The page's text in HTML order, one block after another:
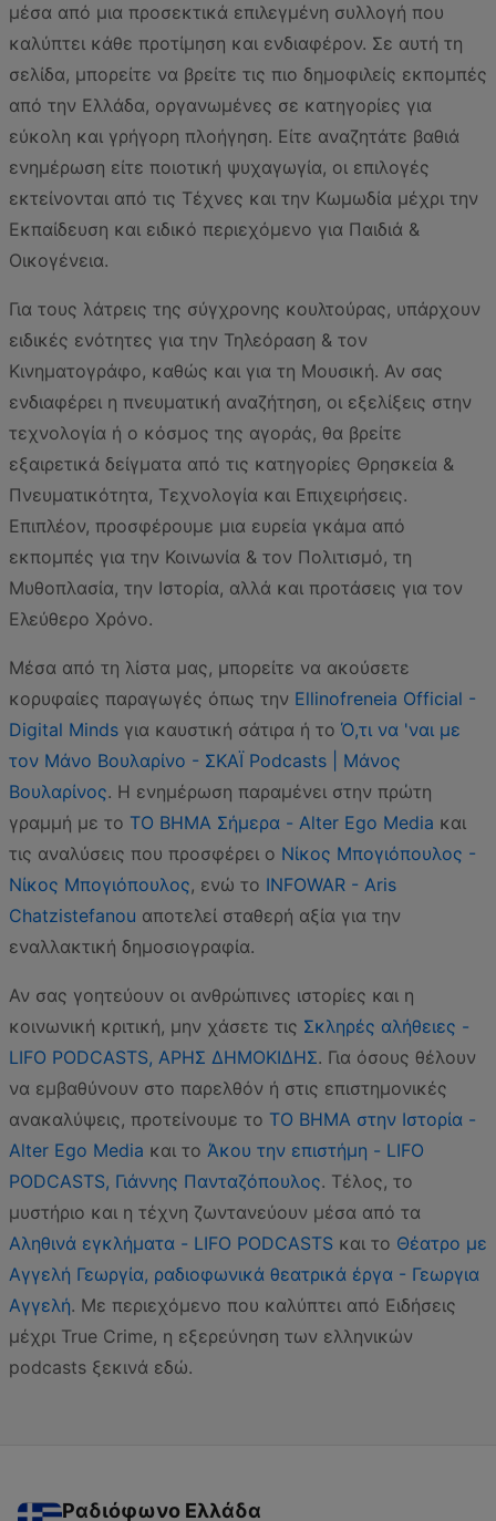
μέσα από μια προσεκτικά επιλεγμένη συλλογή που
καλύπτει κάθε προτίμηση και ενδιαφέρον. Σε αυτή τη
σελίδα, μπορείτε να βρείτε τις πιο δημοφιλείς εκπομπές
από την Ελλάδα, οργανωμένες σε κατηγορίες για
εύκολη και γρήγορη πλοήγηση. Είτε αναζητάτε βαθιά
ενημέρωση είτε ποιοτική ψυχαγωγία, οι επιλογές
εκτείνονται από τις Τέχνες και την Κωμωδία μέχρι την
Εκπαίδευση και ειδικό περιεχόμενο για Παιδιά &
Οικογένεια.
Για τους λάτρεις της σύγχρονης κουλτούρας, υπάρχουν
ειδικές ενότητες για την Τηλεόραση & τον
Κινηματογράφο, καθώς και για τη Μουσική. Αν σας
ενδιαφέρει η πνευματική αναζήτηση, οι εξελίξεις στην
τεχνολογία ή ο κόσμος της αγοράς, θα βρείτε
εξαιρετικά δείγματα από τις κατηγορίες Θρησκεία &
Πνευματικότητα, Τεχνολογία και Επιχειρήσεις.
Επιπλέον, προσφέρουμε μια ευρεία γκάμα από
εκπομπές για την Κοινωνία & τον Πολιτισμό, τη
Μυθοπλασία, την Ιστορία, αλλά και προτάσεις για τον
Ελεύθερο Χρόνο.
Μέσα από τη λίστα μας, μπορείτε να ακούσετε
κορυφαίες παραγωγές όπως την Ellinofreneia Official -
Digital Minds για καυστική σάτιρα ή το Ό,τι να 'ναι με
τον Μάνο Βουλαρίνο - ΣΚΑΪ Podcasts | Μάνος
Βουλαρίνος. Η ενημέρωση παραμένει στην πρώτη
γραμμή με το ΤΟ ΒΗΜΑ Σήμερα - Alter Ego Media και
τις αναλύσεις που προσφέρει ο Νίκος Μπογιόπουλος -
Νίκος Μπογιόπουλος, ενώ το INFOWAR - Aris
Chatzistefanou αποτελεί σταθερή αξία για την
εναλλακτική δημοσιογραφία.
Αν σας γοητεύουν οι ανθρώπινες ιστορίες και η
κοινωνική κριτική, μην χάσετε τις Σκληρές αλήθειες -
LIFO PODCASTS, ΑΡΗΣ ΔΗΜΟΚΙΔΗΣ. Για όσους θέλουν
να εμβαθύνουν στο παρελθόν ή στις επιστημονικές
ανακαλύψεις, προτείνουμε το ΤΟ ΒΗΜΑ στην Ιστορία -
Alter Ego Media και το Άκου την επιστήμη - LIFO
PODCASTS, Γιάννης Πανταζόπουλος. Τέλος, το
μυστήριο και η τέχνη ζωντανεύουν μέσα από τα
Αληθινά εγκλήματα - LIFO PODCASTS και το Θέατρο με
Αγγελή Γεωργία, ραδιοφωνικά θεατρικά έργα - Γεωργια
Αγγελή. Με περιεχόμενο που καλύπτει από Ειδήσεις
μέχρι True Crime, η εξερεύνηση των ελληνικών
podcasts ξεκινά εδώ.
Ραδιόφωνο Ελλάδα